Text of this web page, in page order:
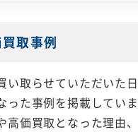
取事例
い取らせていただいた
った事例を掲載してい
高価買取となった理由